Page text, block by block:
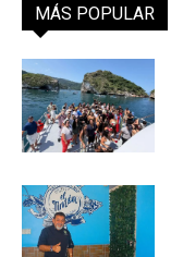
MÁS POPULAR